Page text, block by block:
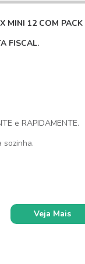
MINI 12 COM PACK
FISCAL.
e RAPIDAMENTE.
Veja Mais